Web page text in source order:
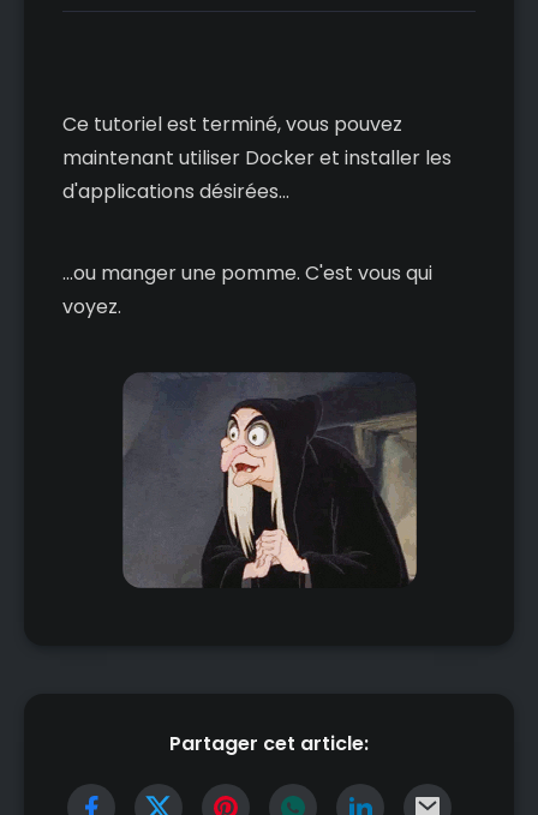
Ce tutoriel est terminé, vous pouvez
maintenant utiliser Docker et installer les
d'applications désirées...
...ou manger une pomme. C'est vous qui
voyez.
Partager cet article: